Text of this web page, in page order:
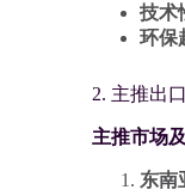
技术
环保
2. 主推出
主推市场
东南